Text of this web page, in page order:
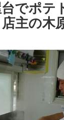
でポテ
主の木